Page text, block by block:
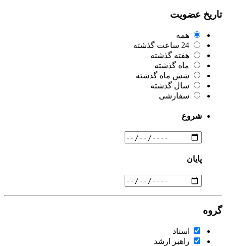
تاریخ عضویت
همه
24 ساعت گذشته
هفته گذشته
ماه گذشته
شش ماه گذشته
سال گذشته
سفارشی
شروع
پایان
گروه
استاد
راهبر ارشد